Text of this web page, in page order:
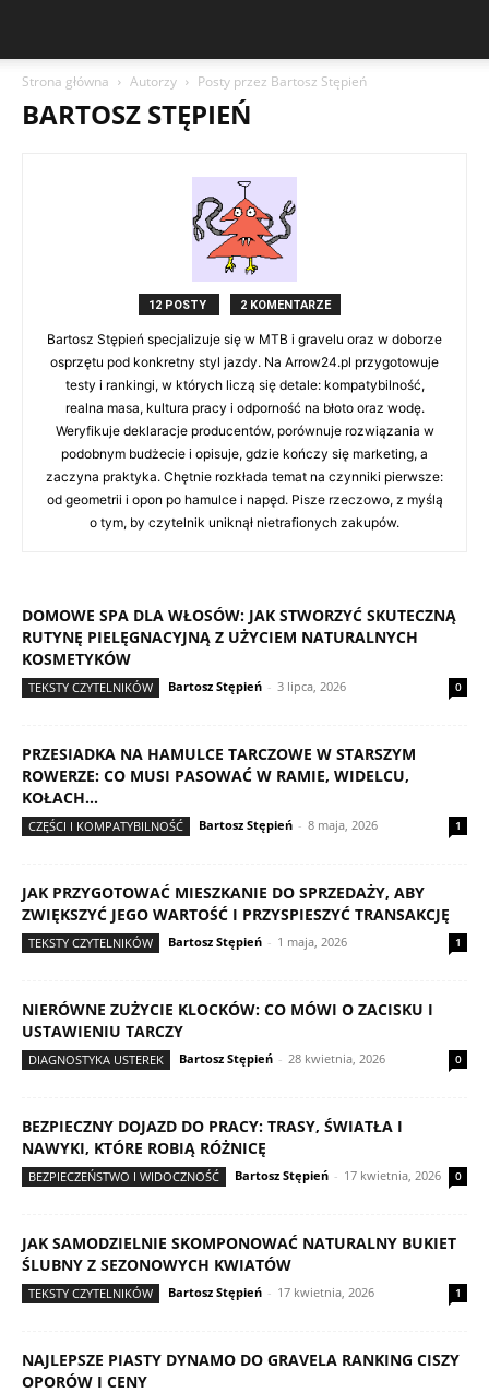
Strona główna Autorzy Posty przez Bartosz Stępień
BARTOSZ STĘPIEŃ
12 POSTY 2 KOMENTARZE
Bartosz Stępień specjalizuje się w MTB i gravelu oraz w doborze
osprzętu pod konkretny styl jazdy. Na Arrow24.pl przygotowuje
testy i rankingi, w których liczą się detale: kompatybilność,
realna masa, kultura pracy i odporność na błoto oraz wodę.
Weryfikuje deklaracje producentów, porównuje rozwiązania w
podobnym budżecie i opisuje, gdzie kończy się marketing, a
zaczyna praktyka. Chętnie rozkłada temat na czynniki pierwsze:
od geometrii i opon po hamulce i napęd. Pisze rzeczowo, z myślą
o tym, by czytelnik uniknął nietrafionych zakupów.
DOMOWE SPA DLA WŁOSÓW: JAK STWORZYĆ SKUTECZNĄ
RUTYNĘ PIELĘGNACYJNĄ Z UŻYCIEM NATURALNYCH
KOSMETYKÓW
TEKSTY CZYTELNIKÓW Bartosz Stępień - 3 lipca, 2026 0
PRZESIADKA NA HAMULCE TARCZOWE W STARSZYM
ROWERZE: CO MUSI PASOWAĆ W RAMIE, WIDELCU,
KOŁACH...
CZĘŚCI I KOMPATYBILNOŚĆ Bartosz Stępień - 8 maja, 2026 1
JAK PRZYGOTOWAĆ MIESZKANIE DO SPRZEDAŻY, ABY
ZWIĘKSZYĆ JEGO WARTOŚĆ I PRZYSPIESZYĆ TRANSAKCJĘ
TEKSTY CZYTELNIKÓW Bartosz Stępień - 1 maja, 2026 1
NIERÓWNE ZUŻYCIE KLOCKÓW: CO MÓWI O ZACISKU I
USTAWIENIU TARCZY
DIAGNOSTYKA USTEREK Bartosz Stępień - 28 kwietnia, 2026 0
BEZPIECZNY DOJAZD DO PRACY: TRASY, ŚWIATŁA I
NAWYKI, KTÓRE ROBIĄ RÓŻNICĘ
BEZPIECZEŃSTWO I WIDOCZNOŚĆ Bartosz Stępień - 17 kwietnia, 2026 0
JAK SAMODZIELNIE SKOMPONOWAĆ NATURALNY BUKIET
ŚLUBNY Z SEZONOWYCH KWIATÓW
TEKSTY CZYTELNIKÓW Bartosz Stępień - 17 kwietnia, 2026 1
NAJLEPSZE PIASTY DYNAMO DO GRAVELA RANKING CISZY
OPORÓW I CENY